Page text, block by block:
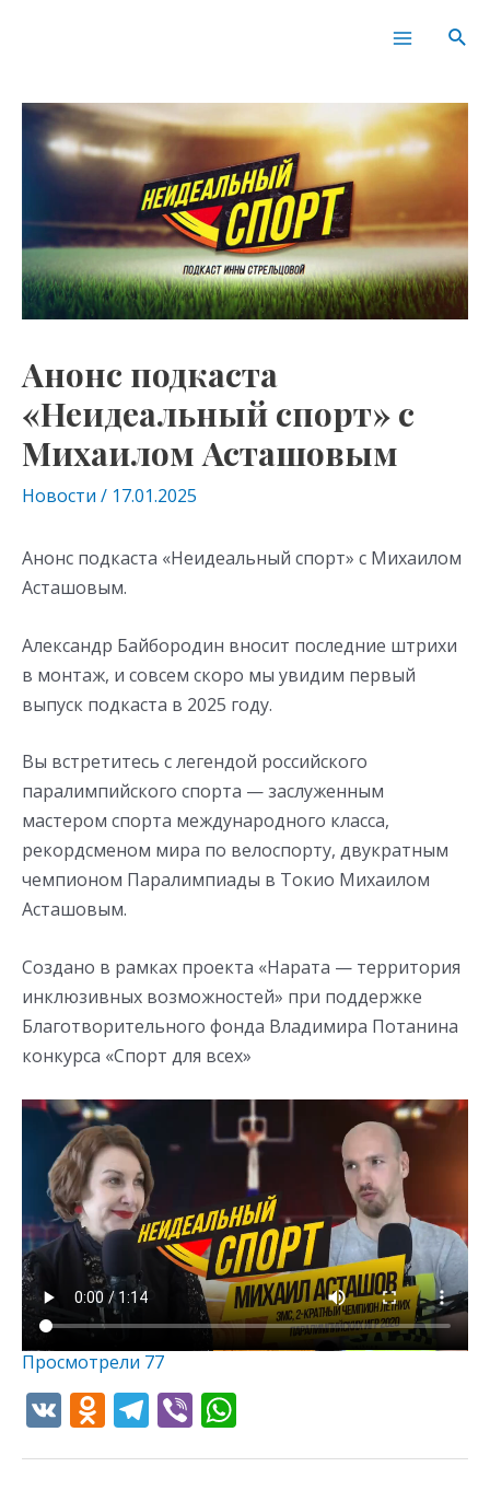
Main
Анонс подкаста
«Неидеальный спорт» с
Михаилом Асташовым
Новости / 17.01.2025
Анонс подкаста «Неидеальный спорт» с Михаилом
Асташовым.
Александр Байбородин вносит последние штрихи
в монтаж, и совсем скоро мы увидим первый
выпуск подкаста в 2025 году.
Вы встретитесь с легендой российского
паралимпийского спорта — заслуженным
мастером спорта международного класса,
рекордсменом мира по велоспорту, двукратным
чемпионом Паралимпиады в Токио Михаилом
Асташовым.
Создано в рамках проекта «Нарата — территория
инклюзивных возможностей» при поддержке
Благотворительного фонда Владимира Потанина
конкурса «Спорт для всех»
Просмотрели 77
V O T Vi